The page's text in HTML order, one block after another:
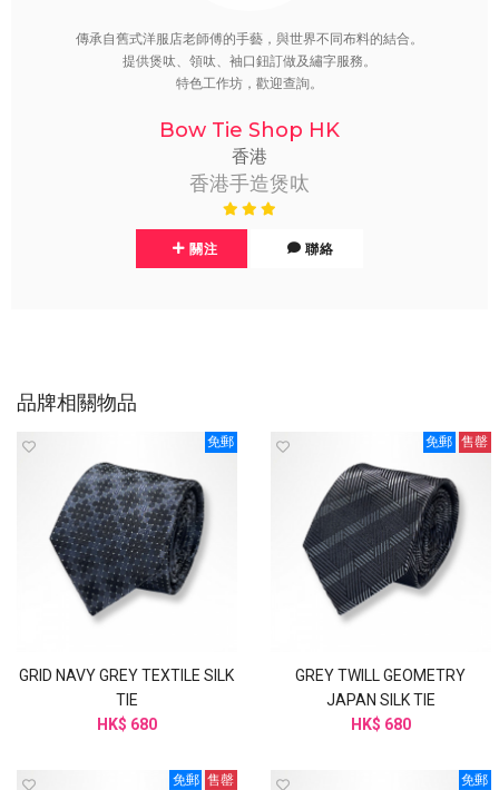
傳承自舊式洋服店老師傅的手藝，與世界不同布料的結合。
提供煲呔、領呔、袖口鈕訂做及繡字服務。
特色工作坊，歡迎查詢。
Bow Tie Shop HK
香港
香港手造煲呔
關注 聯絡
品牌相關物品
免郵
GRID NAVY GREY TEXTILE SILK
TIE
HK$ 680
免郵 售罄
GREY TWILL GEOMETRY
JAPAN SILK TIE
HK$ 680
免郵 售罄 免郵